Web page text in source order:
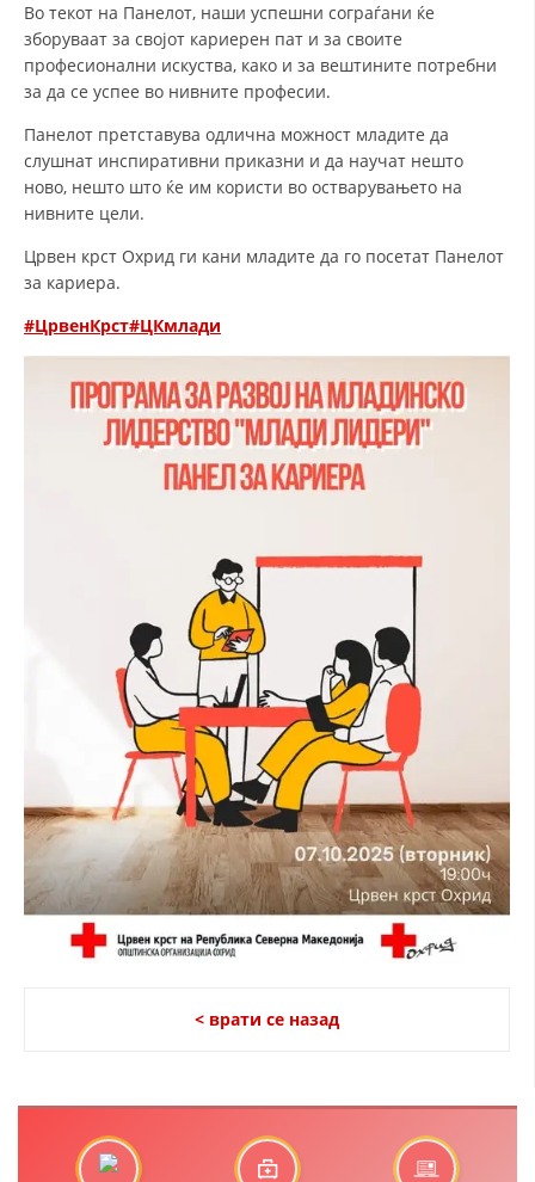
ДИСЕМИНАЦИЈА
MЕЃУНАРОДНО ХУМАНИТАРНО ПРАВО
СОЦИЈАЛНО ХУМАНИТАРНА ДЕЈНОСТ
ПОДГОТВЕНОСТ И ДЕЈСТВО ПРИ КАТАСТРОФИ
ТИМОВИ НА ООЦК ОХРИД
ПРОЕКТИ – ПОДГОТВЕНОСТ И ДЕЈСТВУВАЊЕ ПРИ КАТАСТРОФИ
ОДНОСИ СО ЈАВНОСТ
ИСТРАЖУВАЊЕ НА ЈАВНО МИСЛЕЊЕ
ЗНАЧЕЊЕ НА СЛУЖБАТА ЗА БАРАЊЕ
ФОРМУЛАРИ ЗА БАРАЊА
ЗДРАВСТВЕНО ПРЕВЕНТИВНА ДЕЈНОСТ
ПРВА ПОМОШ
КРВОДАРИТЕЛСТВО
ИНФОРМАЦИИ ЗА БОЛЕСТИ
МЕНАЏМЕНТ НА ВОЛОНТЕРИ
ЗА НАС
СТРАТЕГИИ
Во текот на Панелот, наши успешни сограѓани ќе
зборуваат за својот кариерен пат и за своите
професионални искуства, како и за вештините потребни
за да се успее во нивните професии.
Панелот претставува одлична можност младите да
слушнат инспиративни приказни и да научат нешто
ново, нешто што ќе им користи во остварувањето на
нивните цели.
Црвен крст Охрид ги кани младите да го посетат Панелот
за кариера.
#ЦрвенКрст#ЦКмлади
< врати се назад